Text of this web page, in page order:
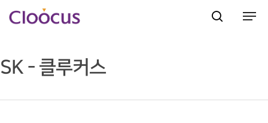
Hit enter to search or ESC to close
SK - 클루커스